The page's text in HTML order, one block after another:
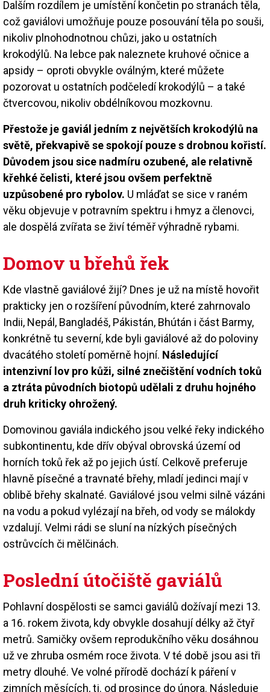
Dalším rozdílem je umístění končetin po stranách těla,
což gaviálovi umožňuje pouze posouvání těla po souši,
nikoliv plnohodnotnou chůzi, jako u ostatních
krokodýlů. Na lebce pak naleznete kruhové očnice a
apsidy – oproti obvykle oválným, které můžete
pozorovat u ostatních podčeledí krokodýlů – a také
čtvercovou, nikoliv obdélníkovou mozkovnu.
Přestože je gaviál jedním z největších krokodýlů na
světě, překvapivě se spokojí pouze s drobnou kořistí.
Důvodem jsou sice nadmíru ozubené, ale relativně
křehké čelisti, které jsou ovšem perfektně
uzpůsobené pro rybolov. U mláďat se sice v raném
věku objevuje v potravním spektru i hmyz a členovci,
ale dospělá zvířata se živí téměř výhradně rybami.
Domov u břehů řek
Kde vlastně gaviálové žijí? Dnes je už na místě hovořit
prakticky jen o rozšíření původním, které zahrnovalo
Indii, Nepál, Bangladéš, Pákistán, Bhútán i část Barmy,
konkrétně tu severní, kde byli gaviálové až do poloviny
dvacátého století poměrně hojní. Následující
intenzivní lov pro kůži, silné znečištění vodních toků
a ztráta původních biotopů udělali z druhu hojného
druh kriticky ohrožený.
Domovinou gaviála indického jsou velké řeky indického
subkontinentu, kde dřív obýval obrovská území od
horních toků řek až po jejich ústí. Celkově preferuje
hlavně písečné a travnaté břehy, mladí jedinci mají v
oblibě břehy skalnaté. Gaviálové jsou velmi silně vázáni
na vodu a pokud vylézají na břeh, od vody se málokdy
vzdalují. Velmi rádi se sluní na nízkých písečných
ostrůvcích či mělčinách.
Poslední útočiště gaviálů
Pohlavní dospělosti se samci gaviálů dožívají mezi 13.
a 16. rokem života, kdy obvykle dosahují délky až čtyř
metrů. Samičky ovšem reprodukčního věku dosáhnou
už ve zhruba osmém roce života. V té době jsou asi tři
metry dlouhé. Ve volné přírodě dochází k páření v
zimních měsících, tj. od prosince do února. Následuje